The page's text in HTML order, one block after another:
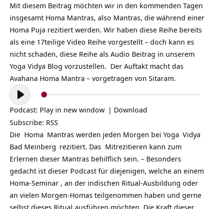
Mit diesem Beitrag möchten wir in den kommenden Tagen
insgesamt Homa Mantras, also Mantras, die während einer
Homa Puja rezitiert werden. Wir haben diese Reihe bereits
als eine 17teilige Video Reihe vorgestellt – doch kann es
nicht schaden, diese Reihe als Audio Beitrag in unserem
Yoga Vidya Blog vorzustellen. Der Auftakt macht das
Avahana Homa Mantra – vorgetragen von Sitaram.
Audio-
Player
Podcast: Play in new window | Download
Subscribe: RSS
Die Homa Mantras werden jeden Morgen bei Yoga Vidya
Bad Meinberg rezitiert. Das Mitrezitieren kann zum
Erlernen dieser Mantras behilflich sein. – Besonders
gedacht ist dieser Podcast für diejenigen, welche an einem
Homa-Seminar , an der indischen Ritual-Ausbildung oder
an vielen Morgen-Homas teilgenommen haben und gerne